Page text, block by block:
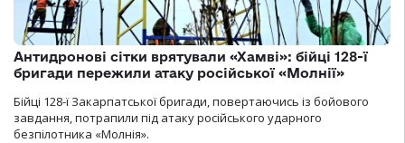
Антидронові сітки врятували «Хамві»: бійці 128-ї
бригади пережили атаку російської «Молнії»
Бійці 128-ї Закарпатської бригади, повертаючись із бойового
завдання, потрапили під атаку російського ударного
безпілотника «Молнія».